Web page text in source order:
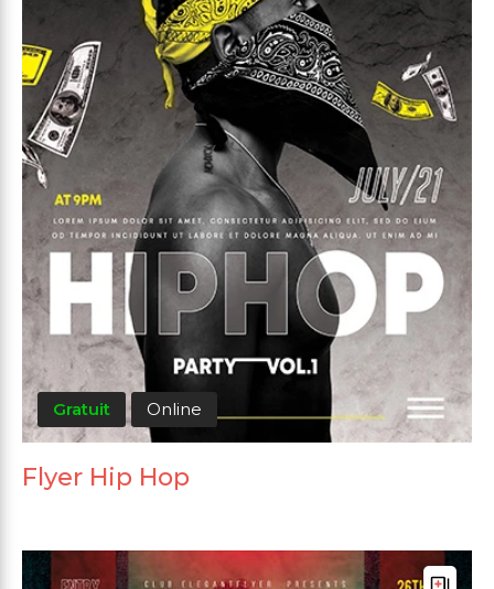
Gratuit Online
Flyer Hip Hop